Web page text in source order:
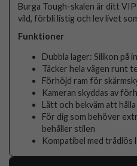
Burga Tough-skalen är ditt
vild, förbli listig och lev livet
Funktioner
Dubbla lager: Silikon på
Täcker hela vägen runt
Förhöjd ram för
Kameran skyddas av
Lätt och bekväm att hålla
För dig som behöver
behåller stilen
Kompatibel med trådlös